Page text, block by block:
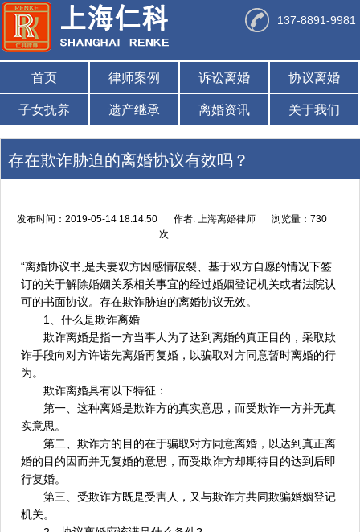
137-8891-9981
首页 律师案例 诉讼离婚 协议离婚
子女抚养 遗产继承 离婚资讯 关于我们
存在欺诈胁迫的离婚协议有效吗？
发布时间：2019-05-14 18:14:50 作者: 上海离婚律师
浏览量：730
次
“离婚协议书,是夫妻双方因感情破裂、基于双方自愿的情况下签
订的关于解除婚姻关系相关事宜的经过婚姻登记机关或者法院认
可的书面协议。存在欺诈胁迫的离婚协议无效。
1、什么是欺诈离婚
欺诈离婚是指一方当事人为了达到离婚的真正目的，采取欺
诈手段向对方许诺先离婚再复婚，以骗取对方同意暂时离婚的行
为。
欺诈离婚具有以下特征：
第一、这种离婚是欺诈方的真实意思，而受欺诈一方并无真
实意思。
第二、欺诈方的目的在于骗取对方同意离婚，以达到真正离
婚的目的因而并无复婚的意思，而受欺诈方却期待目的达到后即
行复婚。
第三、受欺诈方既是受害人，又与欺诈方共同欺骗婚姻登记
机关。